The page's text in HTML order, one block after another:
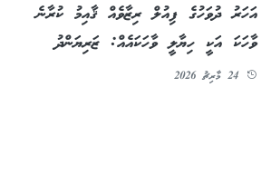
އަހަރު ދުވަހުގެ ފިއުލް ރިޒާވެއް ޤާއިމު ކުރާނެ
ވާހަކަ އަކީ ހިޔާލީ ވާހަކައެއް: ޒަރިޔަންދު
24 މާރިޗު 2026